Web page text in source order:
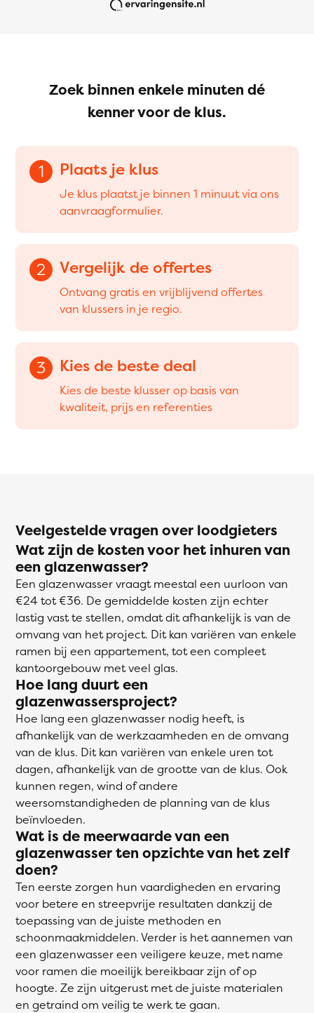
Zoek binnen enkele minuten dé
kenner voor de klus.
1 Plaats je klus
Je klus plaatst je binnen 1 minuut via ons
aanvraagformulier.
2 Vergelijk de offertes
Ontvang gratis en vrijblijvend offertes
van klussers in je regio.
3 Kies de beste deal
Kies de beste klusser op basis van
kwaliteit, prijs en referenties
Veelgestelde vragen over loodgieters
Wat zijn de kosten voor het inhuren van
een glazenwasser?
Een glazenwasser vraagt meestal een uurloon van
€24 tot €36. De gemiddelde kosten zijn echter
lastig vast te stellen, omdat dit afhankelijk is van de
omvang van het project. Dit kan variëren van enkele
ramen bij een appartement, tot een compleet
kantoorgebouw met veel glas.
Hoe lang duurt een
glazenwassersproject?
Hoe lang een glazenwasser nodig heeft, is
afhankelijk van de werkzaamheden en de omvang
van de klus. Dit kan variëren van enkele uren tot
dagen, afhankelijk van de grootte van de klus. Ook
kunnen regen, wind of andere
weersomstandigheden de planning van de klus
beïnvloeden.
Wat is de meerwaarde van een
glazenwasser ten opzichte van het zelf
doen?
Ten eerste zorgen hun vaardigheden en ervaring
voor betere en streepvrije resultaten dankzij de
toepassing van de juiste methoden en
schoonmaakmiddelen. Verder is het aannemen van
een glazenwasser een veiligere keuze, met name
voor ramen die moeilijk bereikbaar zijn of op
hoogte. Ze zijn uitgerust met de juiste materialen
en getraind om veilig te werk te gaan.